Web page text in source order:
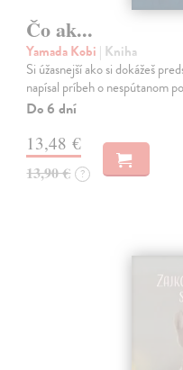
Čo ak...
Yamada Kobi | Kniha
Si úžasnejší ako si dokážeš
napísal príbeh o nespútanom
Do 6 dní
13,48 €
13,90 € ?